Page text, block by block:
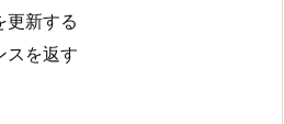
新する
を返す